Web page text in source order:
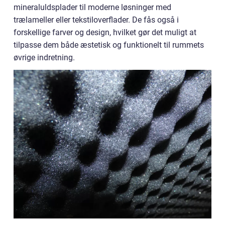
mineraluldsplader til moderne løsninger med
trælameller eller tekstiloverflader. De fås også i
forskellige farver og design, hvilket gør det muligt at
tilpasse dem både æstetisk og funktionelt til rummets
øvrige indretning.